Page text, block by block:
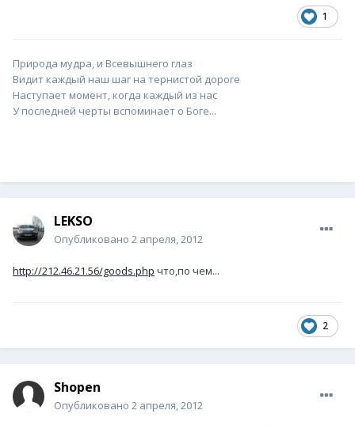
1
Природа мудра, и Всевышнего глаз
Видит каждый наш шаг на тернистой дороге
Наступает момент, когда каждый из нас
У последней черты вспоминает о Боге...
LEKSO
Опубликовано 2 апреля, 2012
http://212.46.21.56/goods.php что,по чем...
2
Shopen
Опубликовано 2 апреля, 2012